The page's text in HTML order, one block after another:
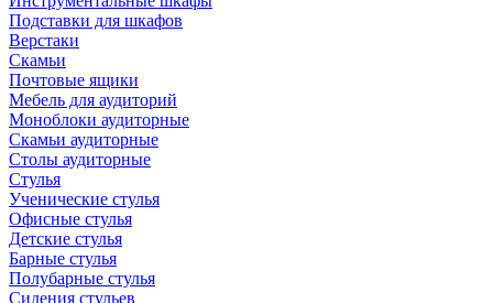
Подставки для шкафов
Верстаки
Скамьи
Почтовые ящики
Мебель для аудиторий
Моноблоки аудиторные
Скамьи аудиторные
Столы аудиторные
Стулья
Ученические стулья
Офисные стулья
Детские стулья
Барные стулья
Полубарные стулья
Сидения стульев